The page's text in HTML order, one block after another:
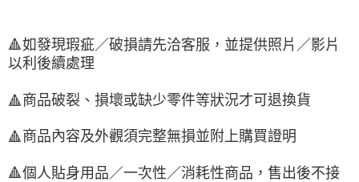
🔺如發現瑕疵／破損請先洽客服，並提供照片／影片
以利後續處理
🔺商品破裂、損壞或缺少零件等狀況才可退換貨
🔺商品內容及外觀須完整無損並附上購買證明
🔺個人貼身用品／一次性／消耗性商品，售出後不接